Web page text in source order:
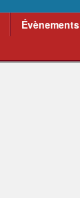
Évènements